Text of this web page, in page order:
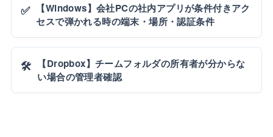
✅
【Windows】会社PCの社内アプリが条件付きアク
セスで弾かれる時の端末・場所・認証条件
🛠️
【Dropbox】チームフォルダの所有者が分からな
い場合の管理者確認